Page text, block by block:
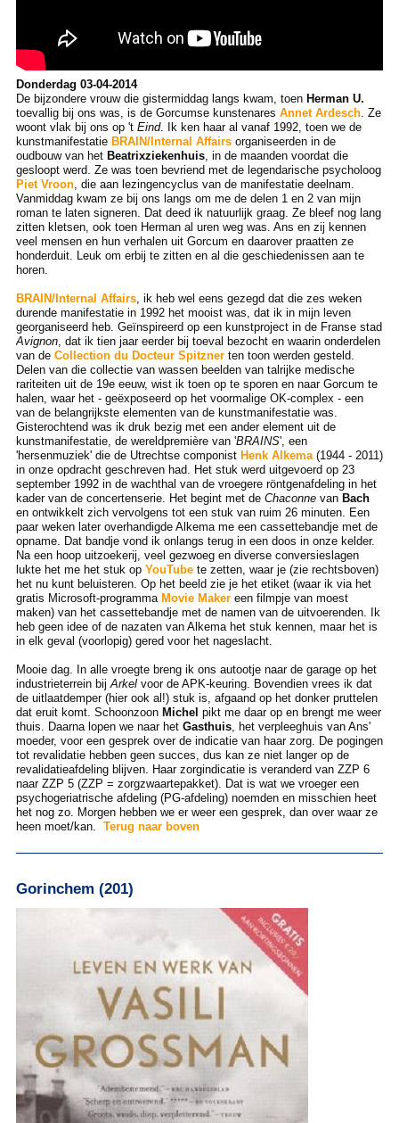
Donderdag 03-04-2014
De bijzondere vrouw die gistermiddag langs kwam, toen Herman U.
toevallig bij ons was, is de Gorcumse kunstenares Annet Ardesch. Ze
woont vlak bij ons op 't Eind. Ik ken haar al vanaf 1992, toen we de
kunstmanifestatie BRAIN/Internal Affairsorganiseerden in de
oudbouw van hetBeatrixziekenhuis, in de maanden voordat die
gesloopt werd. Ze was toen bevriend met de legendarische psycholoog
Piet Vroon, die aan lezingencyclus van de manifestatie deelnam.
Vanmiddag kwam ze bij ons langs om me de delen 1 en 2 van mijn
roman te laten signeren. Dat deed ik natuurlijk graag. Ze bleef nog lang
zitten kletsen, ook toen Herman al uren weg was. Ans en zij kennen
veel mensen en hun verhalen uit Gorcum en daarover praatten ze
honderduit. Leuk om erbij te zitten en al die geschiedenissen aan te
horen.
BRAIN/Internal Affairs, ik heb wel eens gezegd dat die zes weken
durende manifestatie in 1992 het mooist was, dat ik in mijn leven
georganiseerd heb. Geïnspireerd op een kunstproject in de Franse stad
Avignon, dat ik tien jaar eerder bij toeval bezocht en waarin onderdelen
van de Collection du Docteur Spitznerten toon werden gesteld.
Delen van die collectie van wassen beelden van talrijke medische
rariteiten uit de 19e eeuw, wist ik toen op te sporen en naar Gorcum te
halen, waar het - geëxposeerd op het voormalige OK-complex - een
van de belangrijkste elementen van de kunstmanifestatie was.
Gisterochtend was ik druk bezig met een ander element uit de
kunstmanifestatie, de wereldpremière van 'BRAINS', een
'hersenmuziek' die de Utrechtse componist Henk Alkema(1944 - 2011)
in onze opdracht geschreven had. Het stuk werd uitgevoerd op 23
september 1992 in de wachthal van de vroegere röntgenafdeling in het
kader van de concertenserie. Het begint met de Chaconnevan Bach
en ontwikkelt zich vervolgens tot een stuk van ruim 26 minuten. Een
paar weken later overhandigde Alkema me een cassettebandje met de
opname. Dat bandje vond ik onlangs terug in een doos in onze kelder.
Na een hoop uitzoekerij, veel gezwoeg en diverse conversieslagen
lukte het me het stuk op YouTubete zetten, waar je (zie rechtsboven)
het nu kunt beluisteren. Op het beeld zie je het etiket (waar ik via het
gratis Microsoft-programma Movie Makereen filmpje van moest
maken) van het cassettebandje met de namen van de uitvoerenden. Ik
heb geen idee of de nazaten van Alkema het stuk kennen, maar het is
in elk geval (voorlopig) gered voor het nageslacht.
Mooie dag. In alle vroegte breng ik ons autootje naar de garage op het
industrieterrein bij Arkelvoor de APK-keuring. Bovendien vrees ik dat
de uitlaatdemper (hier ook al!) stuk is, afgaand op het donker pruttelen
dat eruit komt. Schoonzoon Michel pikt me daar op en brengt me weer
thuis. Daarna lopen we naar het Gasthuis, het verpleeghuis van Ans'
moeder, voor een gesprek over de indicatie van haar zorg. De pogingen
tot revalidatie hebben geen succes, dus kan ze niet langer op de
revalidatieafdeling blijven. Haar zorgindicatie is veranderd van ZZP 6
naar ZZP 5 (ZZP = zorgzwaartepakket). Dat is wat we vroeger een
psychogeriatrische afdeling (PG-afdeling) noemden en misschien heet
het nog zo. Morgen hebben we er weer een gesprek, dan over waar ze
heen moet/kan. Terug naar boven
Gorinchem (201)